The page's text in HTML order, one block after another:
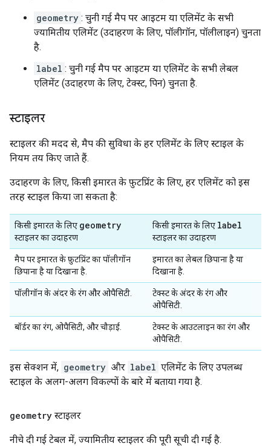
geometry : चुनी गई मैप पर आइटम या एलिमेंट के सभी
ज्यामितीय एलिमेंट (उदाहरण के लिए, पॉलीगॉन, पॉलीलाइन) चुनता
है.
label : चुनी गई मैप पर आइटम या एलिमेंट के सभी लेबल
एलिमेंट (उदाहरण के लिए, टेक्स्ट, पिन) चुनता है.
स्टाइलर
स्टाइलर की मदद से, मैप की सुविधा के हर एलिमेंट के लिए स्टाइल के
नियम तय किए जाते हैं.
उदाहरण के लिए, किसी इमारत के फ़ुटप्रिंट के लिए, हर एलिमेंट को इस
तरह स्टाइल किया जा सकता है:
किसी इमारत के लिए geometry
स्टाइलर का उदाहरण
किसी इमारत के लिए label
स्टाइलर का उदाहरण
मैप पर इमारत के फ़ुटप्रिंट का पॉलीगॉन
छिपाना है या दिखाना है.
इमारत का लेबल छिपाना है या
दिखाना है.
पॉलीगॉन के अंदर के रंग और ओपैसिटी.
टेक्स्ट के अंदर के रंग और
ओपैसिटी.
बॉर्डर का रंग, ओपैसिटी, और चौड़ाई.
टेक्स्ट के आउटलाइन का रंग और
ओपैसिटी.
इस सेक्शन में, geometry और label एलिमेंट के लिए उपलब्ध
स्टाइल के अलग-अलग विकल्पों के बारे में बताया गया है.
geometry स्टाइलर
नीचे दी गई टेबल में, ज्यामितीय स्टाइलर की पूरी सूची दी गई है.